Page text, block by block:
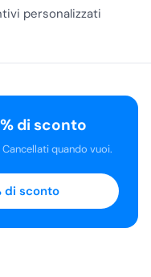
personalizzati
di sconto
quando vuoi.
di sconto